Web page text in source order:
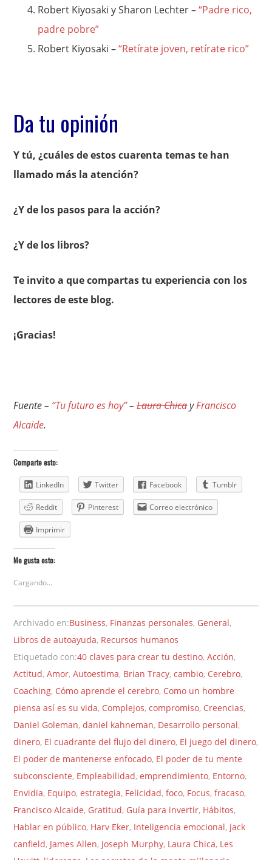
Robert Kiyosaki y Sharon Lechter –“Padre rico,
padre pobre”
Robert Kiyosaki –“Retírate joven, retírate rico”
Da tu opinión
Y tú, ¿cuáles de estos cuarenta temas te han
llamado más la atención?
¿Y de los pasos para la acción?
¿Y de los libros?
Te invito a que compartas tu experiencia con los
lectores de este blog.
¡Gracias!
Fuente – “Tu futuro es hoy”–Laura ChicayFrancisco
Alcaide.
Comparte esto:
LinkedIn Twitter Facebook Tumblr
Reddit Pinterest Correo electrónico
Imprimir
Me gusta esto:
Cargando...
Archivado en:Business, Finanzas personales, General,
Libros de autoayuda, Recursos humanos
Etiquetado con:40 claves para crear tu destino,Acción,
Actitud,Amor,Autoestima, Brian Tracy,cambio, Cerebro,
Coaching, Cómo aprende el cerebro, Como un hombre
piensa así es su vida, Complejos,compromiso, Creencias,
Daniel Goleman,daniel kahneman, Desarrollo personal,
dinero, El cuadrante del flujo del dinero, El juego del dinero,
El poder de mantenerse enfocado, El poder de tu mente
subconsciente, Empleabilidad,emprendimiento, Entorno,
Envidia, Equipo,estrategia, Felicidad,foco, Focus,fracaso,
Francisco Alcaide, Gratitud, Guía para invertir, Hábitos,
Hablar en público, Harv Eker, Inteligencia emocional, jack
canfield, James Allen, Joseph Murphy, Laura Chica, Les